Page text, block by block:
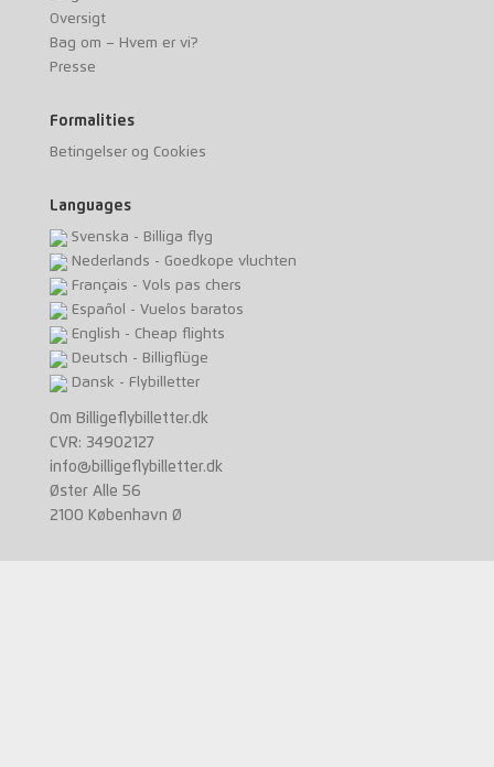
Oversigt
Bag om – Hvem er vi?
Presse
Formalities
Betingelser og Cookies
Languages
Svenska - Billiga flyg
Nederlands - Goedkope vluchten
Français - Vols pas chers
Español - Vuelos baratos
English - Cheap flights
Deutsch - Billigflüge
Dansk - Flybilletter
Om Billigeflybilletter.dk
CVR: 34902127
info@billigeflybilletter.dk
Øster Alle 56
2100 København Ø